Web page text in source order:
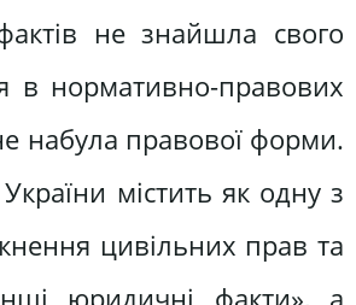
не знайшла свого
в нормативно-правових
набула правової форми.
містить як одну з
цивільних прав та